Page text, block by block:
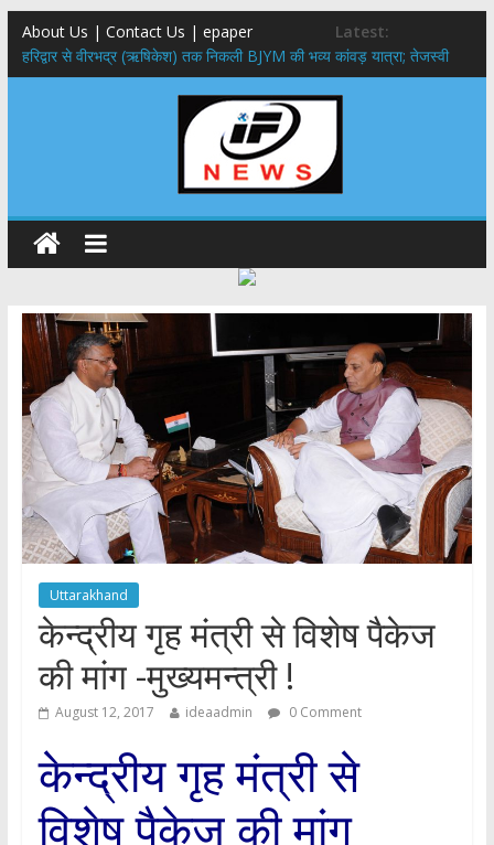
About Us | Contact Us | epaper
Latest:
​हरिद्वार से वीरभद्र (ऋषिकेश) तक निकली BJYM की भव्य कांवड़ यात्रा; तेजस्वी
सूर्या ने की देश व प्रदेशवासियों के कल्याण की कामना
नंदा की चौकी पुल हादसा: PWD के EE, AE और JE निलंबित, सीएम धामी के निर्देश
मुख्यमंत्री ने 9 लाख 87 हजार17 पेंशन लाभार्थियों को कुल 146 करोड़ 32 लाख
राष्ट्रीय हथकरघा दिवस पर मुख्यमंत्री धामी ने उत्कृष्ट बुनकरों और हस्तशिल्प
कारीगरों को किया सम्मानित
​धामी कैबिनेट का बड़ा फैसला: पशुपालकों को 60% तक सब्सिडी, गंगा एक्सप्रेसवे का
हरिद्वार तक होगा विस्तार
Uttarakhand
केन्द्रीय गृह मंत्री से विशेष पैकेज
की मांग -मुख्यमन्त्री !
August 12, 2017 ideaadmin 0 Comment
केन्द्रीय गृह मंत्री से
विशेष पैकेज की मांग